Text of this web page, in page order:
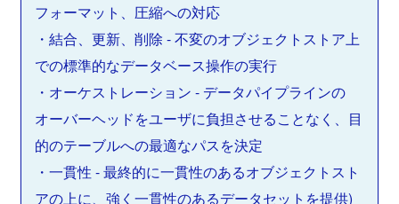
フォーマット、圧縮への対応
・結合、更新、削除 - 不変のオブジェクトストア上
での標準的なデータベース操作の実行
・オーケストレーション - データパイプラインの
オーバーヘッドをユーザに負担させることなく、目
的のテーブルへの最適なパスを決定
・一貫性 - 最終的に一貫性のあるオブジェクトスト
アの上に、強く一貫性のあるデータセットを提供)